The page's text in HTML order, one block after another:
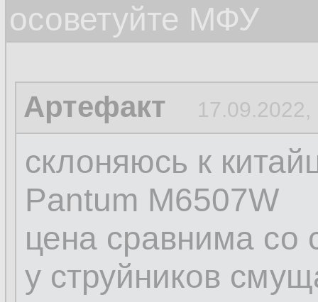
осоветуйте МФУ
Артефакт 17.09.2022,
склоняюсь к
Pantum M6507W
цена сравнима со
у струйников